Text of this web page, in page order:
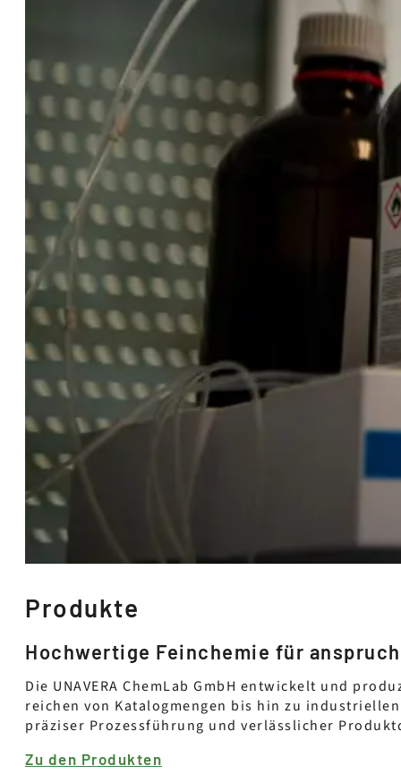
Produkte
Hochwertige Feinchemie für
Die UNAVERA ChemLab GmbH entwickelt und
reichen von Katalogmengen bis hin zu
präziser Prozessführung und verlässlicher
Zu den Produkten